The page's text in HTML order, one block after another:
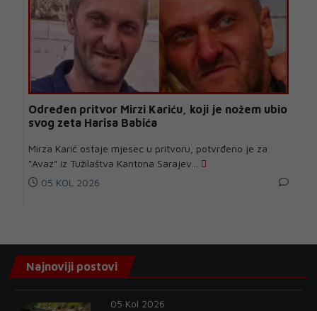
Određen pritvor Mirzi Kariću, koji je nožem ubio
svog zeta Harisa Babića
Mirza Karić ostaje mjesec u pritvoru, potvrđeno je za
"Avaz" iz Tužilaštva Kantona Sarajev...
05 KOL 2026
Najnoviji postovi
05 Kol 2026